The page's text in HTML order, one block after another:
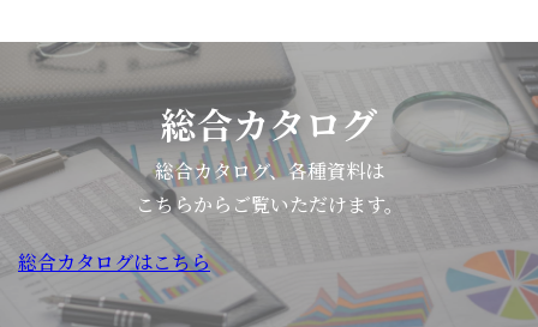
総合カタログ
総合カタログ、各種資料は
こちらからご覧いただけます。
総合カタログはこちら